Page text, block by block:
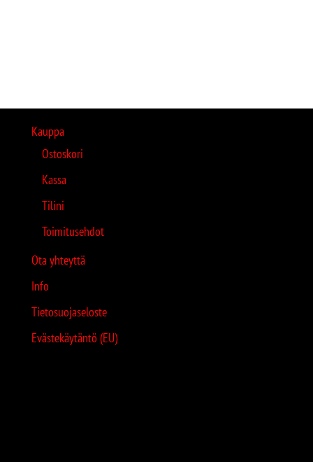
Kauppa
Ostoskori
Kassa
Tilini
Toimitusehdot
Ota yhteyttä
Info
Tietosuojaseloste
Evästekäytäntö (EU)